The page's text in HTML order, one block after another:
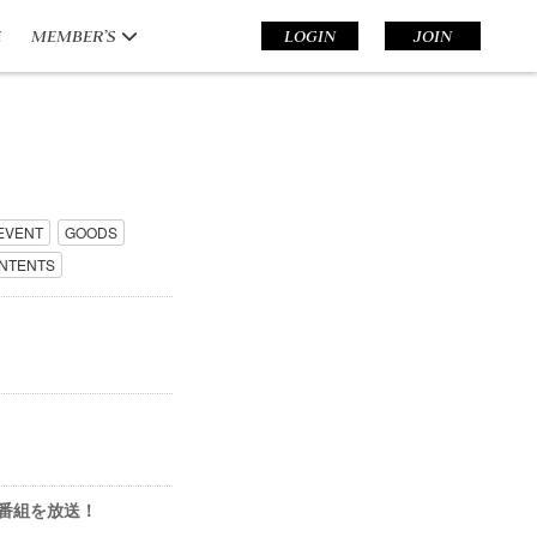
MEMBER’S LOGIN JOIN
GOODS
組を放送！